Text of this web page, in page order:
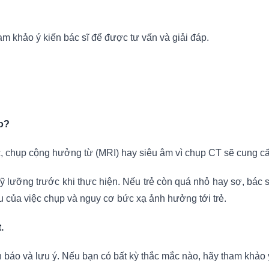
khảo ý kiến bác sĩ để được tư vấn và giải đáp.
cộng hưởng từ (MRI) hay siêu âm vì chụp CT sẽ cung
trước khi thực hiện. Nếu trẻ còn quá nhỏ hay sợ,
của việc chụp và nguy cơ bức xạ ảnh hưởng tới trẻ.
và lưu ý. Nếu bạn có bất kỳ thắc mắc nào, hãy tham